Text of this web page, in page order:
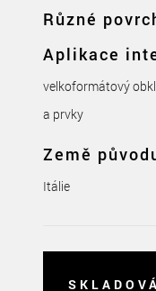
Různé
Aplikace
velkoformátový
a prvky
Země
Itálie